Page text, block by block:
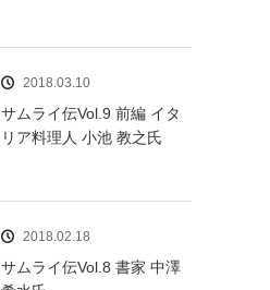
2018.03.10
サムライ伝Vol.9 前編 イタ
リア料理人 小池 教之氏
2018.02.18
サムライ伝Vol.8 書家 中澤